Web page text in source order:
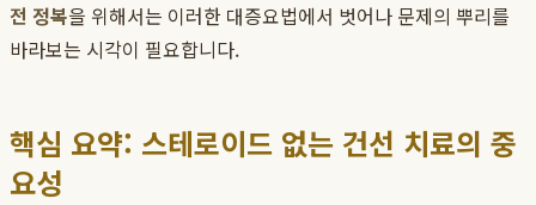
전 정복을 위해서는 이러한 대증요법에서 벗어나 문제의 뿌리를
바라보는 시각이 필요합니다.
핵심 요약: 스테로이드 없는 건선 치료의 중
요성